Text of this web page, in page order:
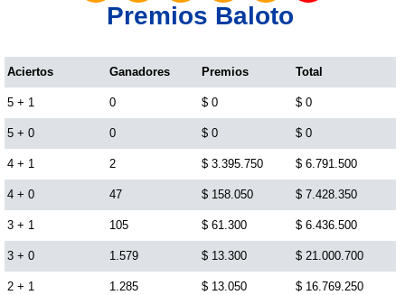
Lotería de Bogotá
Lotería de Risaralda
Lotería de Medellín
Lotería de Santander
Lotería del Cauca
Lotería de Boyaca
Premios Baloto
Aciertos Ganadores Premios Total
5 + 1 0 $ 0 $ 0
5 + 0 0 $ 0 $ 0
4 + 1 2 $ 3.395.750 $ 6.791.500
4 + 0 47 $ 158.050 $ 7.428.350
3 + 1 105 $ 61.300 $ 6.436.500
3 + 0 1.579 $ 13.300 $ 21.000.700
2 + 1 1.285 $ 13.050 $ 16.769.250